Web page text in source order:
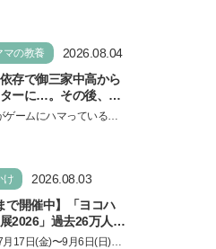
マの教養
2026.08.04
存で御三家中高から
ーに…。その後、医
転合格した現役医師
ゲームにハマっている
け
2026.08.03
で開催中】「ヨコハ
2026」過去26万人を
恐竜展が9年ぶりに
17日(金)〜9月6日(日)、